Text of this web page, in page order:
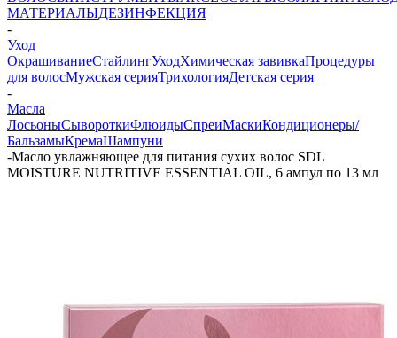
МАТЕРИАЛЫДЕЗИНФЕКЦИЯ
-
Уход
ОкрашиваниеСтайлингУходХимическая завивкаПроцедуры
для волосМужская серияТрихологияДетская серия
-
Масла
ЛосьоныСывороткиФлюидыСпреиМаскиКондиционеры/
БальзамыКремаШампуни
-Масло увлажняющее для питания сухих волос SDL
MOISTURE NUTRITIVE ESSENTIAL OIL, 6 ампул по 13 мл